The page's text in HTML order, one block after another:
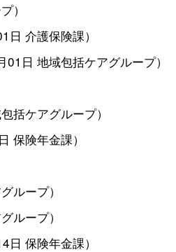
）
日 介護保険課）
01日 地域包括ケアグループ）
括ケアグループ）
保険年金課）
ループ）
ループ）
日 保険年金課）